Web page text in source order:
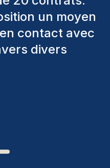
Ceux que
sont toujours
je
nouvelles